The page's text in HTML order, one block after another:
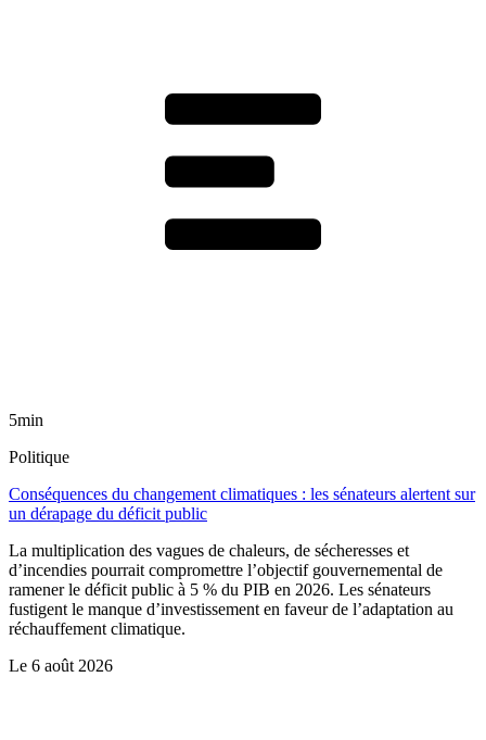
5min
Politique
Conséquences du changement climatiques : les sénateurs alertent sur
un dérapage du déficit public
La multiplication des vagues de chaleurs, de sécheresses et
d’incendies pourrait compromettre l’objectif gouvernemental de
ramener le déficit public à 5 % du PIB en 2026. Les sénateurs
fustigent le manque d’investissement en faveur de l’adaptation au
réchauffement climatique.
Le 6 août 2026